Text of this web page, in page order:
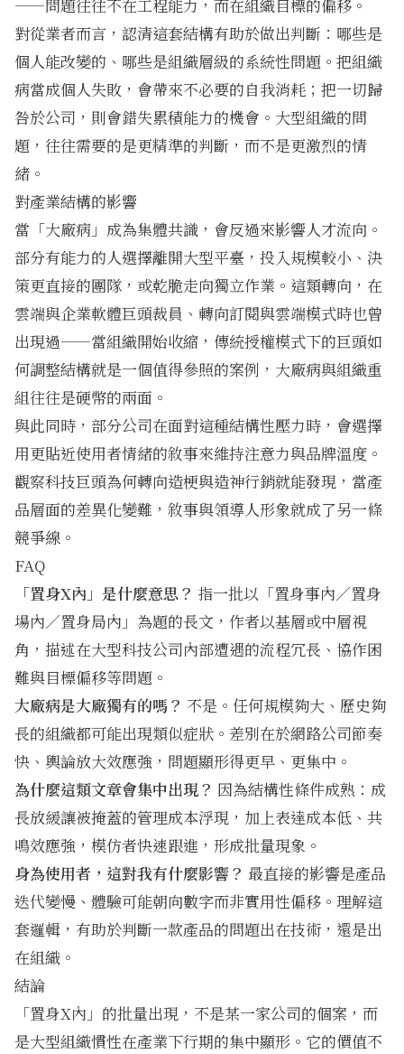
——問題往往不在工程能力，而在組織目標的偏移。
對從業者而言，認清這套結構有助於做出判斷：哪些是
個人能改變的、哪些是組織層級的系統性問題。把組織
病當成個人失敗，會帶來不必要的自我消耗；把一切歸
咎於公司，則會錯失累積能力的機會。大型組織的問
題，往往需要的是更精準的判斷，而不是更激烈的情
緒。
對產業結構的影響
當「大廠病」成為集體共識，會反過來影響人才流向。
部分有能力的人選擇離開大型平臺，投入規模較小、決
策更直接的團隊，或乾脆走向獨立作業。這類轉向，在
雲端與企業軟體巨頭裁員、轉向訂閱與雲端模式時也曾
出現過——當組織開始收縮， 傳統授權模式下的巨頭如
何調整結構就是一個值得參照的案例，大廠病與組織重
組往往是硬幣的兩面。
與此同時，部分公司在面對這種結構性壓力時，會選擇
用更貼近使用者情緒的敘事來維持注意力與品牌溫度。
觀察科技巨頭為何轉向造梗與造神行銷就能發現，當產
品層面的差異化變難，敘事與領導人形象就成了另一條
競爭線。
FAQ
「置身X內」是什麼意思？ 指一批以「置身事內／置身
場內／置身局內」為題的長文，作者以基層或中層視
角，描述在大型科技公司內部遭遇的流程冗長、協作困
難與目標偏移等問題。
大廠病是大廠獨有的嗎？ 不是。任何規模夠大、歷史夠
長的組織都可能出現類似症狀。差別在於網路公司節奏
快、輿論放大效應強，問題顯形得更早、更集中。
為什麼這類文章會集中出現？ 因為結構性條件成熟：成
長放緩讓被掩蓋的管理成本浮現，加上表達成本低、共
鳴效應強，模仿者快速跟進，形成批量現象。
身為使用者，這對我有什麼影響？ 最直接的影響是產品
迭代變慢、體驗可能朝向數字而非實用性偏移。理解這
套邏輯，有助於判斷一款產品的問題出在技術，還是出
在組織。
結論
「置身X內」的批量出現，不是某一家公司的個案，而
是大型組織慣性在產業下行期的集中顯形。它的價值不